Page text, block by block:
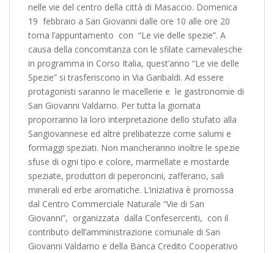
nelle vie del centro della città di Masaccio. Domenica
19 febbraio a San Giovanni dalle ore 10 alle ore 20
torna l’appuntamento con “Le vie delle spezie”. A
causa della concomitanza con le sfilate carnevalesche
in programma in Corso Italia, quest’anno “Le vie delle
Spezie” si trasferiscono in Via Garibaldi. Ad essere
protagonisti saranno le macellerie e le gastronomie di
San Giovanni Valdarno. Per tutta la giornata
proporranno la loro interpretazione dello stufato alla
Sangiovannese ed altre prelibatezze come salumi e
formaggi speziati. Non mancheranno inoltre le spezie
sfuse di ogni tipo e colore, marmellate e mostarde
speziate, produttori di peperoncini, zafferano, sali
minerali ed erbe aromatiche. L’iniziativa è promossa
dal Centro Commerciale Naturale “Vie di San
Giovanni”, organizzata dalla Confesercenti, con il
contributo dell’amministrazione comunale di San
Giovanni Valdarno e della Banca Credito Cooperativo